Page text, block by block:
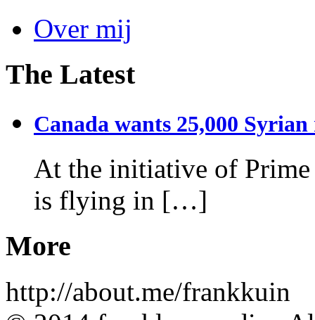
Over mij
The Latest
Canada wants 25,000 Syrian
At the initiative of Prime
is flying in […]
More
http://about.me/frankkuin